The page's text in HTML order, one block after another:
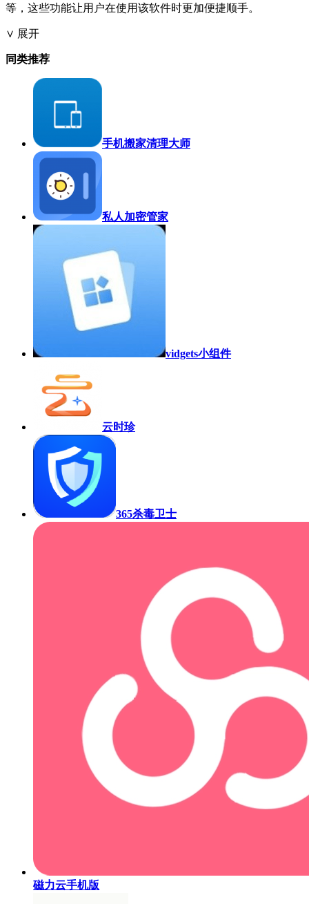
等，这些功能让用户在使用该软件时更加便捷顺手。
∨ 展开
同类推荐
手机搬家清理大师
私人加密管家
vidgets小组件
云时珍
365杀毒卫士
磁力云手机版